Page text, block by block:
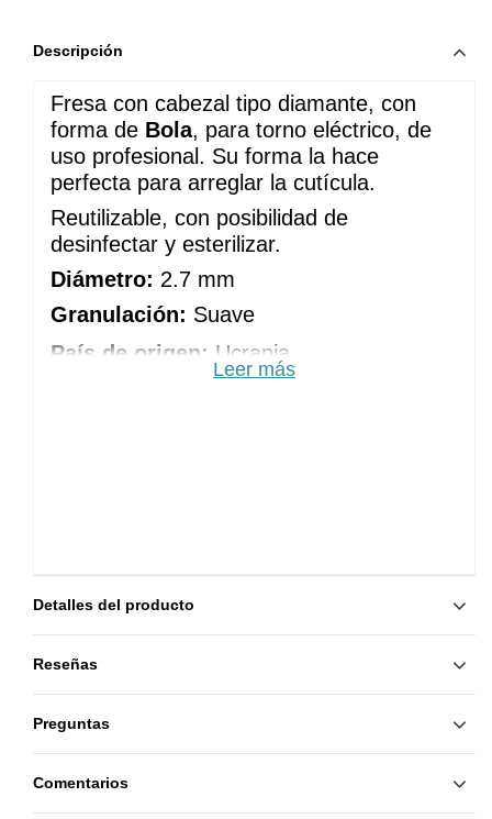
Descripción
Fresa con cabezal tipo diamante, con
forma de Bola, para torno eléctrico, de
uso profesional. Su forma la hace
perfecta para arreglar la cutícula.
Reutilizable, con posibilidad de
desinfectar y esterilizar.
Diámetro: 2.7 mm
Granulación: Suave
País de origen: Ucrania
Leer más
Detalles del producto
Reseñas
Preguntas
Comentarios